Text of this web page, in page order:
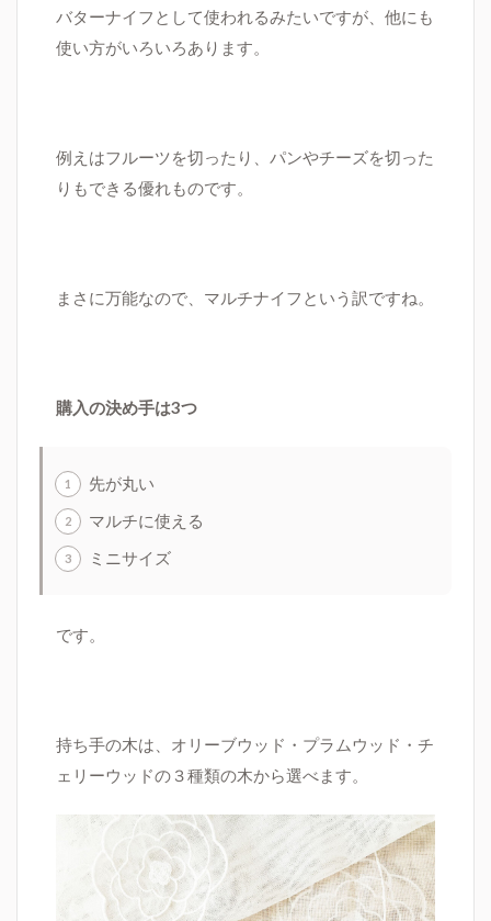
バターナイフとして使われるみたいですが、他にも
使い方がいろいろあります。
例えはフルーツを切ったり、パンやチーズを切った
りもできる優れものです。
まさに万能なので、マルチナイフという訳ですね。
購入の決め手は3つ
先が丸い
マルチに使える
ミニサイズ
です。
持ち手の木は、オリーブウッド・プラムウッド・チ
ェリーウッドの３種類の木から選べます。